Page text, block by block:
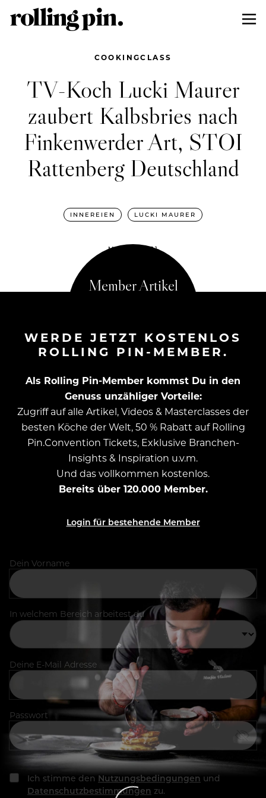
COOKINGCLASS
TV-Koch Lucki Maurer
zaubert Kalbsbries nach
Finkenwerder Art, STOI
Rattenberg Deutschland
INNEREIEN LUCKI MAURER
MAI 19, 2021
WERDE JETZT KOSTENLOS
ROLLING PIN-MEMBER.
Als Rolling Pin-Member kommst Du in den
Genuss unzähliger Vorteile:
Zugriff auf alle Artikel, Videos & Masterclasses der
besten Köche der Welt, 50 % Rabatt auf Rolling
Pin.Convention Tickets, Exklusive Branchen-
Insights & Inspiration u.v.m.
Und das vollkommen kostenlos.
Bereits über 120.000 Member.
Login für bestehende Member
Dein Vorname
In welchem Bereich arbeitest du
Deine E-Mail Adresse
Passwort
Ich stimme den Nutzungsbedingungen und
Datenschutzbestimmungen zu.